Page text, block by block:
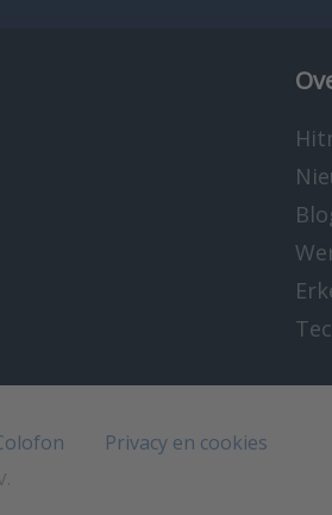
Privacy en cookies